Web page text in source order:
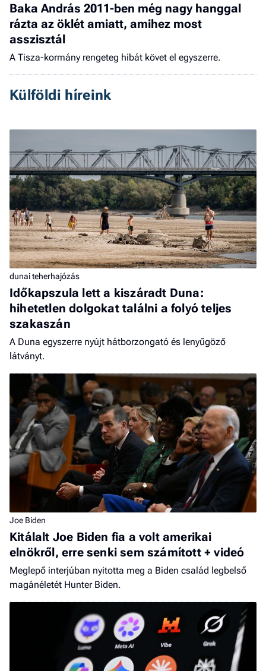
Baka András 2011-ben még nagy hanggal
rázta az öklét amiatt, amihez most
asszisztál
A Tisza-kormány rengeteg hibát követ el egyszerre.
Külföldi híreink
dunai teherhajózás
Időkapszula lett a kiszáradt Duna:
hihetetlen dolgokat találni a folyó teljes
szakaszán
A Duna egyszerre nyújt hátborzongató és lenyűgöző
látványt.
Joe Biden
Kitálalt Joe Biden fia a volt amerikai
elnökről, erre senki sem számított + videó
Meglepő interjúban nyitotta meg a Biden család legbelső
magánéletét Hunter Biden.